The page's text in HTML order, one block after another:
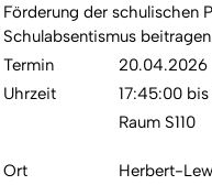
Förderung der schulischen
Schulabsentismus
Termin
20.04.2026
Uhrzeit
17:45:00 bis
Ort
Raum S110
Herbert-